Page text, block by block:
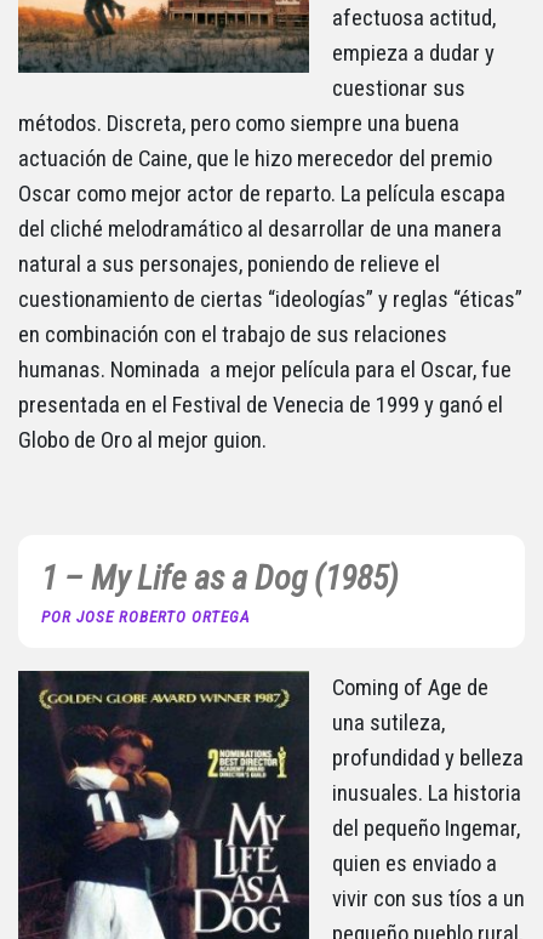
afectuosa actitud,
empieza a dudar y
cuestionar sus
métodos. Discreta, pero como siempre una buena
actuación de Caine, que le hizo merecedor del premio
Oscar como mejor actor de reparto. La película escapa
del cliché melodramático al desarrollar de una manera
natural a sus personajes, poniendo de relieve el
cuestionamiento de ciertas “ideologías” y reglas “éticas”
en combinación con el trabajo de sus relaciones
humanas. Nominada a mejor película para el Oscar, fue
presentada en el Festival de Venecia de 1999 y ganó el
Globo de Oro al mejor guion.
1 – My Life as a Dog (1985)
POR JOSE ROBERTO ORTEGA
Coming of Age de
una sutileza,
profundidad y belleza
inusuales. La historia
del pequeño Ingemar,
quien es enviado a
vivir con sus tíos a un